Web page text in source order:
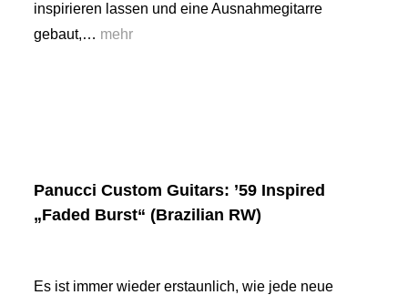
inspirieren lassen und eine Ausnahmegitarre
gebaut,… mehr
Panucci Custom Guitars: ’59 Inspired
„Faded Burst“ (Brazilian RW)
Es ist immer wieder erstaunlich, wie jede neue